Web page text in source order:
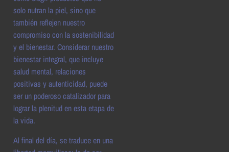
solo nutran la piel, sino que
también reflejen nuestro
compromiso con la sostenibilidad
y el bienestar. Considerar nuestro
bienestar integral, que incluye
salud mental, relaciones
positivas y autenticidad, puede
ser un poderoso catalizador para
lograr la plenitud en esta etapa de
la vida.
Al final del día, se traduce en una